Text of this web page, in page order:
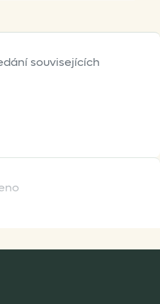
souvisejících